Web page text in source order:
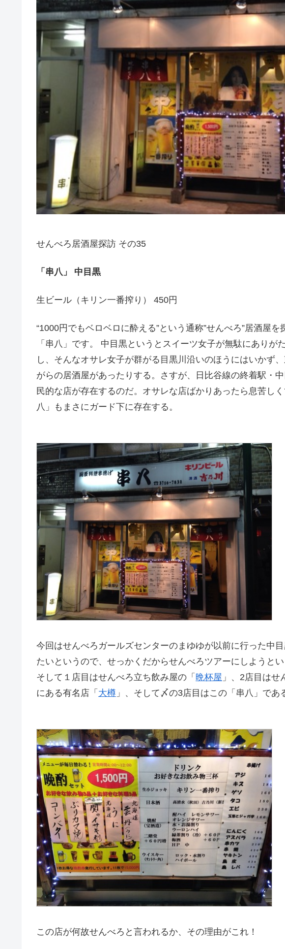
せんべろ居酒屋探訪 その35
「串八」 中目黒
生ビール（キリン一番搾り） 450円
“1000円でもベロベロに酔える”という通称”せんべろ”居酒屋
「串八」です。 中目黒というとスイーツ女子が無駄にありが
し、そんなオサレ女子が群がる目黒川沿いのほうにはいかず
がらの居酒屋があったりする。さすが、日比谷線の終着駅・
民的な店が存在するのだ。オサレな店ばかりあったら息苦し
八」もまさにガード下に存在する。
今回はせんべろガールズセンターのまゆゆが以前に行った中
たいというので、せっかくだからせんべろツアーにしようと
そして１店目はせんべろ立ち飲み屋の「 晩杯屋 」、2店目はせ
にある有名店「 大樽 」、そして〆の3店目はこの「串八」であ
この店が何故せんべろと言われるか、その理由がこれ！